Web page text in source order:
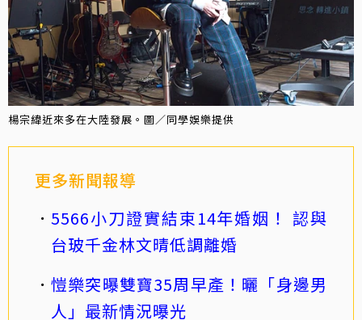
楊宗緯近來多在大陸發展。圖／同學娛樂提供
更多新聞報導
5566小刀證實結束14年婚姻！ 認與
台玻千金林文晴低調離婚
愷樂突曝雙寶35周早產！曬「身邊男
人」最新情況曝光